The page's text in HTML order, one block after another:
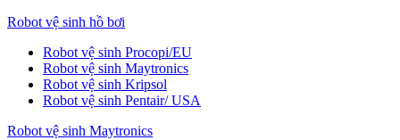
Robot vệ sinh hồ bơi
Robot vệ sinh Procopi/EU
Robot vệ sinh Maytronics
Robot vệ sinh Kripsol
Robot vệ sinh Pentair/ USA
Robot vệ sinh Maytronics